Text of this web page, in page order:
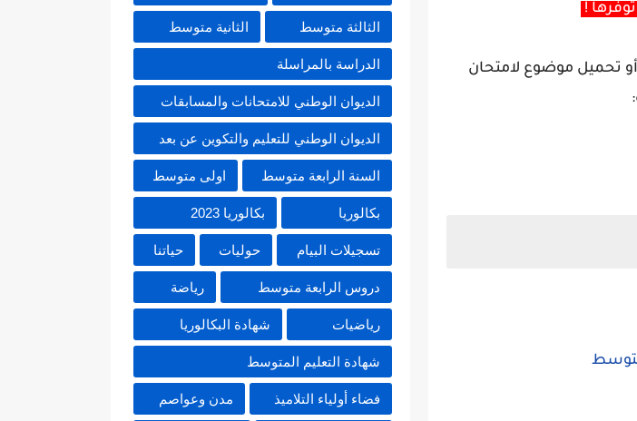
!
تحميل موضوع لامتحان
الثالثة متوسط الثانية متوسط
الدراسة بالمراسلة
الديوان الوطني للامتحانات والمسابقات
الديوان الوطني للتعليم والتكوين عن بعد
السنة الرابعة متوسط اولى متوسط
بكالوريا بكالوريا 2023
تسجيلات البيام حوليات حياتنا
دروس الرابعة متوسط رياضة
رياضيات شهادة البكالوريا
شهادة التعليم المتوسط
فضاء أولياء التلاميذ مدن وعواصم